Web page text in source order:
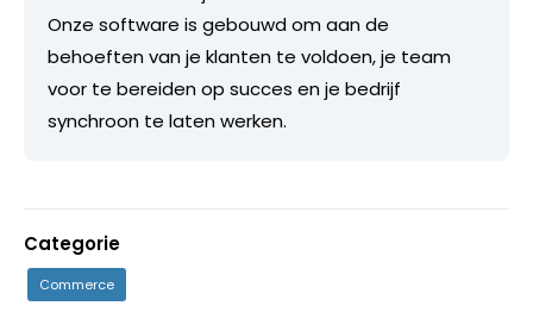
Onze software is gebouwd om aan de
behoeften van je klanten te voldoen, je team
voor te bereiden op succes en je bedrijf
synchroon te laten werken.
Categorie
Commerce